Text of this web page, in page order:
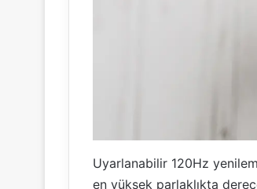
Uyarlanabilir 120Hz
en yüksek parlaklıkta